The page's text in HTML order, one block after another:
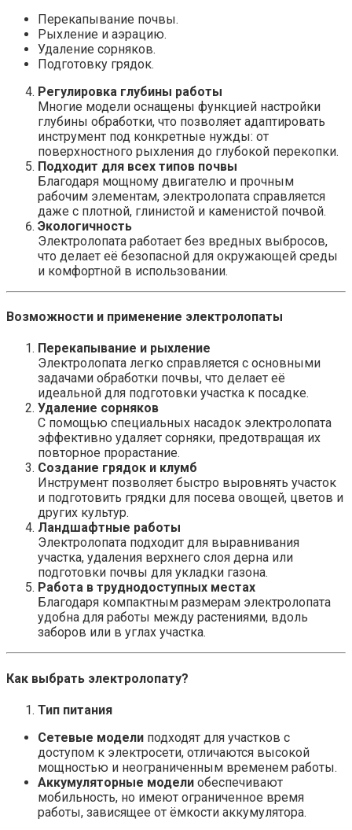
Перекапывание почвы.
Рыхление и аэрацию.
Удаление сорняков.
Подготовку грядок.
Регулировка глубины работы
Многие модели оснащены функцией настройки
глубины обработки, что позволяет адаптировать
инструмент под конкретные нужды: от
поверхностного рыхления до глубокой перекопки.
Подходит для всех типов почвы
Благодаря мощному двигателю и прочным
рабочим элементам, электролопата справляется
даже с плотной, глинистой и каменистой почвой.
Экологичность
Электролопата работает без вредных выбросов,
что делает её безопасной для окружающей среды
и комфортной в использовании.
Возможности и применение электролопаты
Перекапывание и рыхление
Электролопата легко справляется с основными
задачами обработки почвы, что делает её
идеальной для подготовки участка к посадке.
Удаление сорняков
С помощью специальных насадок электролопата
эффективно удаляет сорняки, предотвращая их
повторное прорастание.
Создание грядок и клумб
Инструмент позволяет быстро выровнять участок
и подготовить грядки для посева овощей, цветов и
других культур.
Ландшафтные работы
Электролопата подходит для выравнивания
участка, удаления верхнего слоя дерна или
подготовки почвы для укладки газона.
Работа в труднодоступных местах
Благодаря компактным размерам электролопата
удобна для работы между растениями, вдоль
заборов или в углах участка.
Как выбрать электролопату?
Тип питания
Сетевые модели подходят для участков с
доступом к электросети, отличаются высокой
мощностью и неограниченным временем работы.
Аккумуляторные модели обеспечивают
мобильность, но имеют ограниченное время
работы, зависящее от ёмкости аккумулятора.